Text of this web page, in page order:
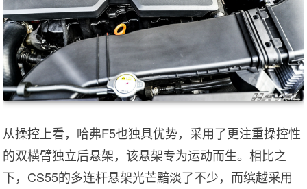
从操控上看，哈弗F5也独具优势，采用了更注重操控性
的双横臂独立后悬架，该悬架专为运动而生。相比之
下，CS55的多连杆悬架光芒黯淡了不少，而缤越采用